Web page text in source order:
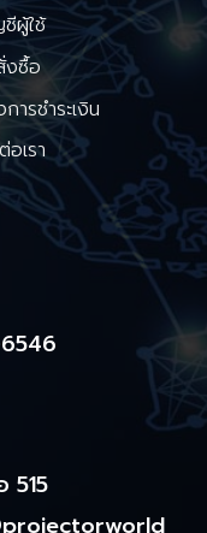
ผู้ใช้
งซื้อ
ารชำระเงิน
เรา
515